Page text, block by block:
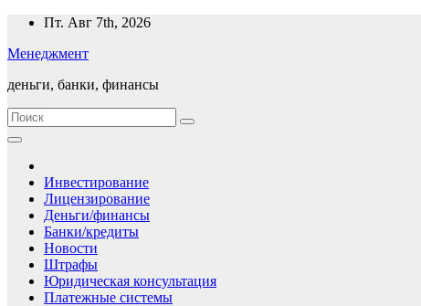
Перейти
содержимому
Пт. Авг 7th, 2026
Менеджмент
деньги, банки, финансы
Инвестирование
Лицензирование
Деньги/финансы
Банки/кредиты
Новости
Штрафы
Юридическая консультация
Платежные системы